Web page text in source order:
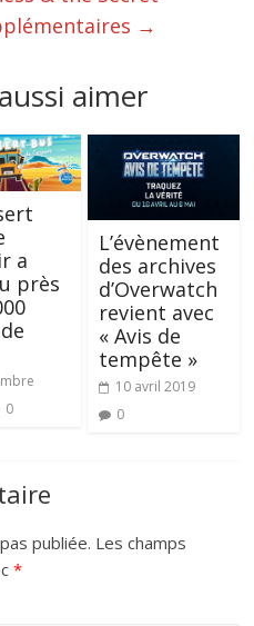
→
aimer
a
près
0
L’évènement
des archives
d’Overwatch
revient avec
« Avis de
tempête »
10 avril 2019
0
publiée. Les champs
*